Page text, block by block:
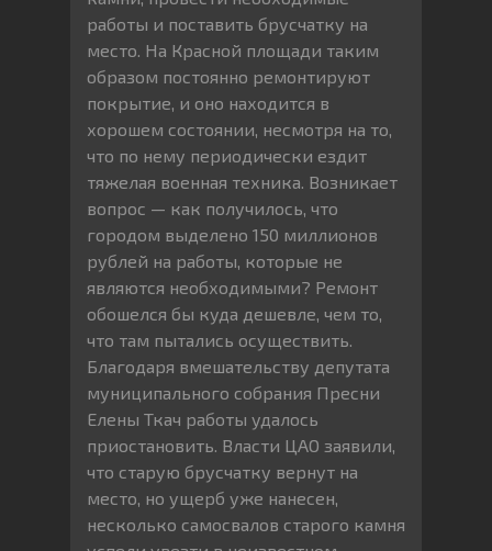
работы и поставить брусчатку на
место. На Красной площади таким
образом постоянно ремонтируют
покрытие, и оно находится в
хорошем состоянии, несмотря на то,
что по нему периодически ездит
тяжелая военная техника. Возникает
вопрос — как получилось, что
городом выделено 150 миллионов
рублей на работы, которые не
являются необходимыми? Ремонт
обошелся бы куда дешевле, чем то,
что там пытались осуществить.
Благодаря вмешательству депутата
муниципального собрания Пресни
Елены Ткач работы удалось
приостановить. Власти ЦАО заявили,
что старую брусчатку вернут на
место, но ущерб уже нанесен,
несколько самосвалов старого камня